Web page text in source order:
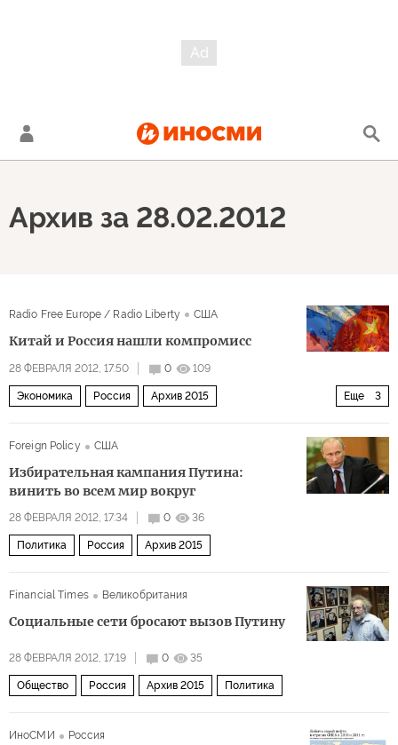
Архив за 28.02.2012
Radio Free Europe / Radio Liberty США
Китай и Россия нашли компромисс
28 ФЕВРАЛЯ 2012, 17:50 0 109
Еще 3
Экономика Россия Архив 2015
Foreign Policy США
Избирательная кампания Путина:
винить во всем мир вокруг
28 ФЕВРАЛЯ 2012, 17:34 0 36
Политика Россия Архив 2015
Financial Times Великобритания
Социальные сети бросают вызов Путину
28 ФЕВРАЛЯ 2012, 17:19 0 35
Общество Россия Архив 2015 Политика
ИноСМИ Россия